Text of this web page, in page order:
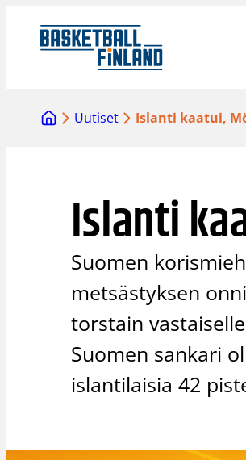
sisältöön
Uutiset Islanti kaatui,
Islanti
Suomen
metsästyksen
torstain
Suomen sankari
islantilaisia 42